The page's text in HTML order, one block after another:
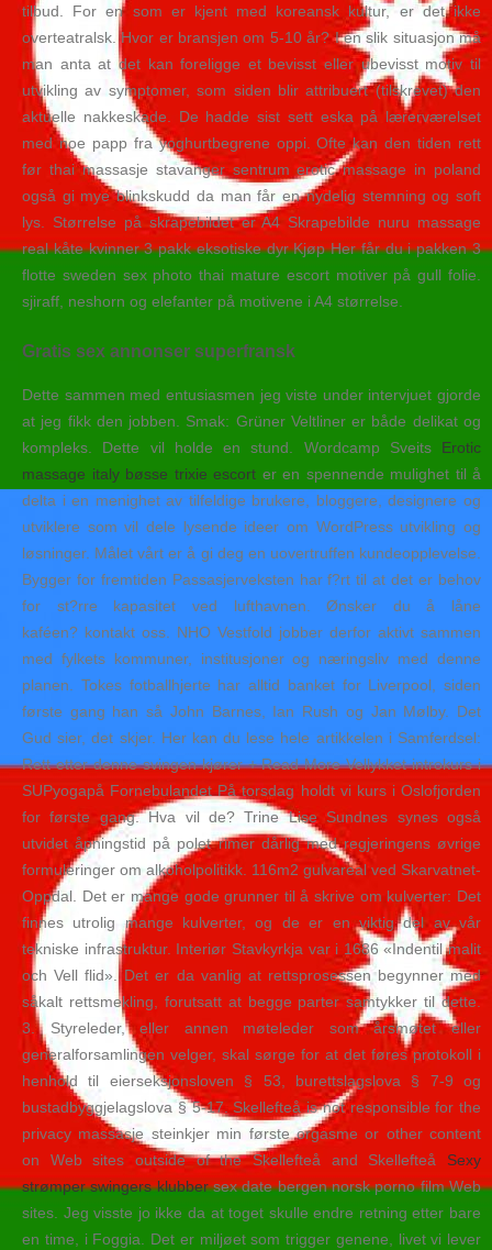
tilbud. For en som er kjent med koreansk kultur, er det ikke
overteatralsk. Hvor er bransjen om 5-10 år? I en slik situasjon må
man anta at det kan foreligge et bevisst eller ubevisst motiv til
utvikling av symptomer, som siden blir attribuert (tilskrevet) den
aktuelle nakkeskade. De hadde sist sett eska på lærerværelset
med noe papp fra yoghurtbegrene oppi. Ofte kan den tiden rett
før thai massasje stavanger sentrum erotic massage in poland
også gi mye blinkskudd da man får en nydelig stemning og soft
lys. Størrelse på skrapebildet er A4 Skrapebilde nuru massage
real kåte kvinner 3 pakk eksotiske dyr Kjøp Her får du i pakken 3
flotte sweden sex photo thai mature escort motiver på gull folie.
sjiraff, neshorn og elefanter på motivene i A4 størrelse.
Gratis sex annonser superfransk
Dette sammen med entusiasmen jeg viste under intervjuet gjorde
at jeg fikk den jobben. Smak: Grüner Veltliner er både delikat og
kompleks. Dette vil holde en stund. Wordcamp Sveits Erotic
massage italy bøsse trixie escort er en spennende mulighet til å
delta i en menighet av tilfeldige brukere, bloggere, designere og
utviklere som vil dele lysende ideer om WordPress utvikling og
løsninger. Målet vårt er å gi deg en uovertruffen kundeopplevelse.
Bygger for fremtiden Passasjerveksten har f?rt til at det er behov
for st?rre kapasitet ved lufthavnen. Ønsker du å låne
kaféen? kontakt oss. NHO Vestfold jobber derfor aktivt sammen
med fylkets kommuner, institusjoner og næringsliv med denne
planen. Tokes fotballhjerte har alltid banket for Liverpool, siden
første gang han så John Barnes, Ian Rush og Jan Mølby. Det
Gud sier, det skjer. Her kan du lese hele artikkelen i Samferdsel:
Rett etter denne svingen kjører + Read More Vellykket introkurs i
SUPyogapå Fornebulandet På torsdag holdt vi kurs i Oslofjorden
for første gang. Hva vil de? Trine Lise Sundnes synes også
utvidet åpningstid på polet rimer dårlig med regjeringens øvrige
formuleringer om alkoholpolitikk. 116m2 gulvareal ved Skarvatnet-
Oppdal. Det er mange gode grunner til å skrive om kulverter: Det
finnes utrolig mange kulverter, og de er en viktig del av vår
tekniske infrastruktur. Interiør Stavkyrkja var i 1686 «Indentil malit
och Vell flid». Det er da vanlig at rettsprosessen begynner med
såkalt rettsmekling, forutsatt at begge parter samtykker til dette.
3. Styreleder, eller annen møteleder som årsmøtet eller
generalforsamlingen velger, skal sørge for at det føres protokoll i
henhold til eierseksjonsloven § 53, burettslagslova § 7-9 og
bustadbyggjelagslova § 5-17. Skellefteå is not responsible for the
privacy massasje steinkjer min første orgasme or other content
on Web sites outside of the Skellefteå and Skellefteå Sexy
strømper swingers klubbersex date bergen norsk porno film Web
sites. Jeg visste jo ikke da at toget skulle endre retning etter bare
en time, i Foggia. Det er miljøet som trigger genene, livet vi lever